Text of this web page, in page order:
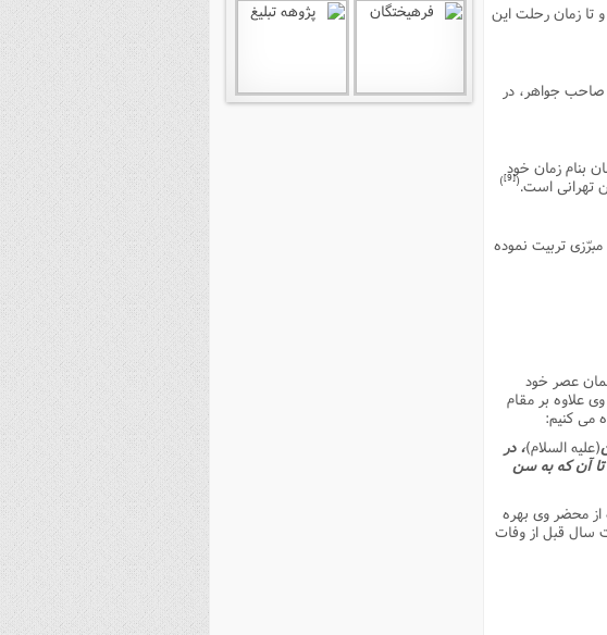
زمان رحلت این
حسین بعد از وفات صاحب جواهر، در
بنام زمان خود
تهرانى است.(
[9]
)
تربیت نموده
عصر خود
علاوه بر مقام
مى کنیم:
(علیه السلام)، در
آن که به سن
از محضر وى بهره
سال قبل از وفات